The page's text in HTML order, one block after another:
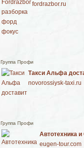
fordrazbor.ru
Группа Профи
Такси Альфа
novorossiysk-taxi.ru
Группа Профи
Автотехника
eugen-tour.com